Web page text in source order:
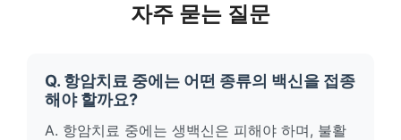
자주 묻는 질문
Q. 항암치료 중에는 어떤 종류의 백신을 접종
해야 할까요?
A. 항암치료 중에는 생백신은 피해야 하며, 불활